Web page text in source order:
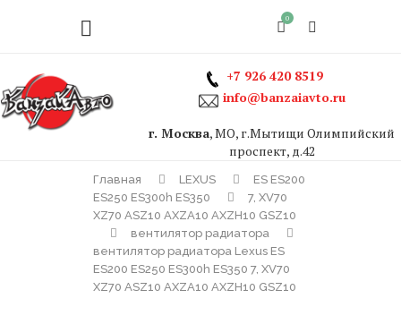
0
+7 926 420 8519
info@banzaiavto.ru
г. Москва, МО, г.Мытищи Олимпийский
проспект, д.42
Главная LEXUS
ES ES200
ES250 ES300h ES350
7, XV70
XZ70 ASZ10 AXZA10 AXZH10 GSZ10
вентилятор радиатора
вентилятор радиатора Lexus ES
ES200 ES250 ES300h ES350 7, XV70
XZ70 ASZ10 AXZA10 AXZH10 GSZ10